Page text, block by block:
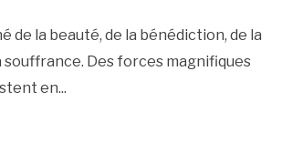
de la beauté, de la bénédiction, de la
souffrance. Des forces magnifiques
en...